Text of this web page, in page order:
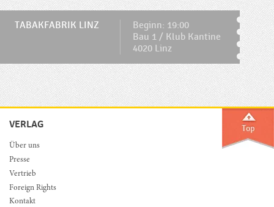
TABAKFABRIK LINZ
Beginn: 19:00
Bau 1 / Klub Kantine
4020 Linz
VERLAG
Über uns
Presse
Vertrieb
Foreign Rights
Kontakt